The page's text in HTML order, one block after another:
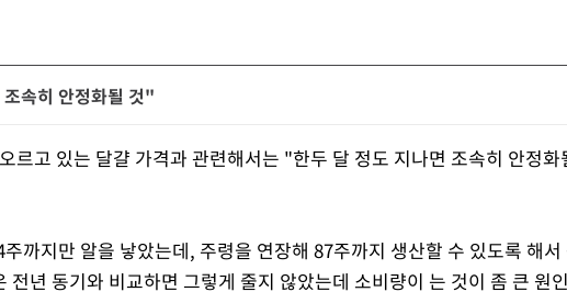
속히 안정화될 것"
르고 있는 달걀 가격과 관련해서는 "한두 달 정도 지나면 조속히 안정화
까지만 알을 낳았는데, 주령을 연장해 87주까지 생산할 수 있도록 해서
전년 동기와 비교하면 그렇게 줄지 않았는데 소비량이 는 것이 좀 큰 원